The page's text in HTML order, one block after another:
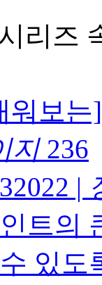
리즈
보는
지236
|
트의
있도